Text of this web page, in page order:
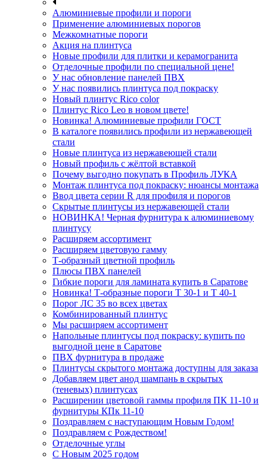
Алюминиевые профили и пороги
Применение алюминиевых порогов
Межкомнатные пороги
Акция на плинтуса
Новые профили для плитки и керамогранита
Отделочные профили по специальной цене!
У нас обновление панелей ПВХ
У нас появились плинтуса под покраску
Новый плинтус Rico color
Плинтус Rico Leo в новом цвете!
Новинка! Алюминиевые профили ГОСТ
В каталоге появились профили из нержавеющей
стали
Новые плинтуса из нержавеющей стали
Новый профиль с жёлтой вставкой
Почему выгодно покупать в Профиль ЛУКА
Монтаж плинтуса под покраску: нюансы монтажа
Ввод цвета серии R для профиля и порогов
Скрытые плинтусы из нержавеющей стали
НОВИНКА! Черная фурнитура к алюминиевому
плинтусу
Расширяем ассортимент
Расширяем цветовую гамму
Т-образный цветной профиль
Плюсы ПВХ панелей
Гибкие пороги для ламината купить в Саратове
Новинка! Т-образные пороги Т 30-1 и Т 40-1
Порог ЛС 35 во всех цветах
Комбинированный плинтус
Мы расширяем ассортимент
Напольные плинтусы под покраску: купить по
выгодной цене в Саратове
ПВХ фурнитура в продаже
Плинтусы скрытого монтажа доступны для заказа
Добавляем цвет анод шампань в скрытых
(теневых) плинтусах
Расширении цветовой гаммы профиля ПК 11-10 и
фурнитуры КПк 11-10
Поздравляем с наступающим Новым Годом!
Поздравляем с Рождеством!
Отделочные углы
С Новым 2025 годом